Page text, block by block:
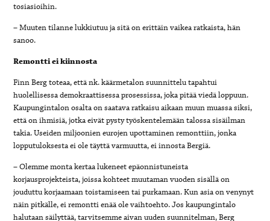
tosiasioihin.
– Muuten tilanne lukkiutuu ja sitä on erittäin vaikea ratkaista, hän
sanoo.
Remontti ei kiinnosta
Finn Berg toteaa, että nk. käärmetalon suunnittelu tapahtui
huolellisessa demokraattisessa prosessissa, joka pitää viedä loppuun.
Kaupungintalon osalta on saatava ratkaisu aikaan muun muassa siksi,
että on ihmisiä, jotka eivät pysty työskentelemään talossa sisäilman
takia. Useiden miljoonien eurojen upottaminen remonttiin, jonka
lopputuloksesta ei ole täyttä varmuutta, ei innosta Bergiä.
– Olemme monta kertaa lukeneet epäonnistuneista
korjausprojekteista, joissa kohteet muutaman vuoden sisällä on
jouduttu korjaamaan toistamiseen tai purkamaan. Kun asia on venynyt
näin pitkälle, ei remontti enää ole vaihtoehto. Jos kaupungintalo
halutaan säilyttää, tarvitsemme aivan uuden suunnitelman, Berg